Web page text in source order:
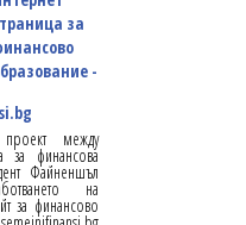
за
-
между
за финансова
Файненшъл
на
за финансово